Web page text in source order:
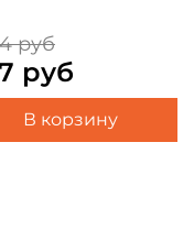
руб
руб
В корзину